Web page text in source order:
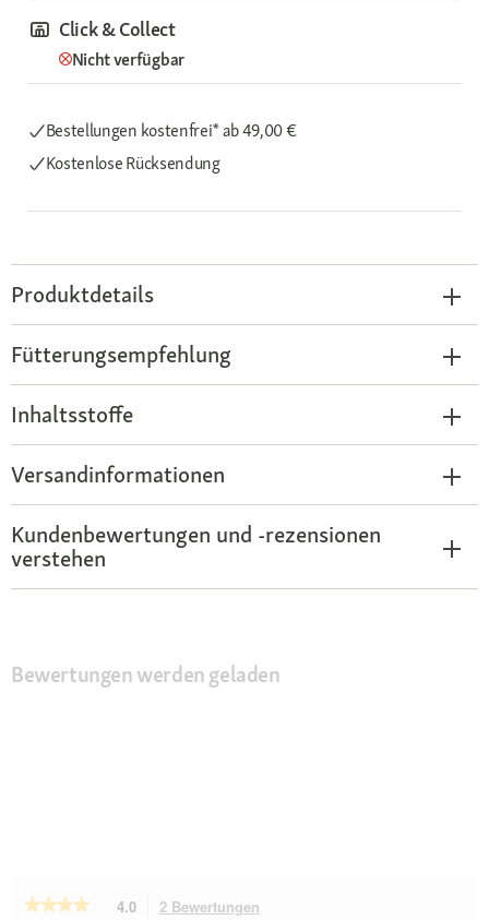
Click & Collect
Nicht verfügbar
Bestellungen kostenfrei*ab 49,00 €
Kostenlose Rücksendung
Produktdetails
Fütterungsempfehlung
Inhaltsstoffe
Versandinformationen
Kundenbewertungen und -rezensionen
verstehen
Bewertungen werden geladen
★★★★★
★★★★★ 4.0 2 Bewertungen